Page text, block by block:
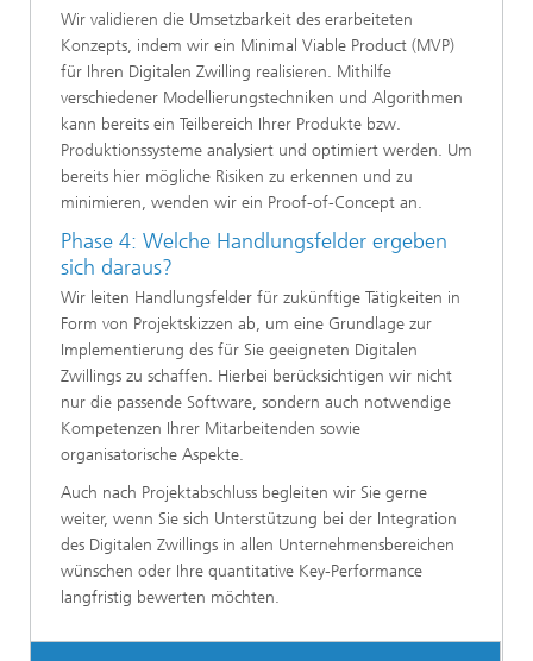
Wir validieren die Umsetzbarkeit des erarbeiteten
Konzepts, indem wir ein Minimal Viable Product (MVP)
für Ihren Digitalen Zwilling realisieren. Mithilfe
verschiedener Modellierungstechniken und Algorithmen
kann bereits ein Teilbereich Ihrer Produkte bzw.
Produktionssysteme analysiert und optimiert werden. Um
bereits hier mögliche Risiken zu erkennen und zu
minimieren, wenden wir ein Proof-of-Concept an.
Phase 4: Welche Handlungsfelder ergeben
sich daraus?
Wir leiten Handlungsfelder für zukünftige Tätigkeiten in
Form von Projektskizzen ab, um eine Grundlage zur
Implementierung des für Sie geeigneten Digitalen
Zwillings zu schaffen. Hierbei berücksichtigen wir nicht
nur die passende Software, sondern auch notwendige
Kompetenzen Ihrer Mitarbeitenden sowie
organisatorische Aspekte.
Auch nach Projektabschluss begleiten wir Sie gerne
weiter, wenn Sie sich Unterstützung bei der Integration
des Digitalen Zwillings in allen Unternehmensbereichen
wünschen oder Ihre quantitative Key-Performance
langfristig bewerten möchten.